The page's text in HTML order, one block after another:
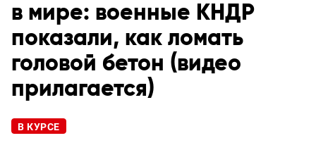
в мире: военные КНДР
показали, как ломать
головой бетон (видео
прилагается)
В КУРСЕ